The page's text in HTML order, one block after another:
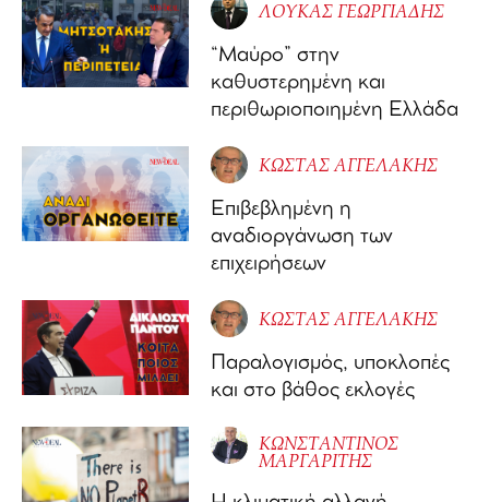
ΛΟΥΚΑΣ ΓΕΩΡΓΙΑΔΗΣ
“Μαύρο” στην
καθυστερημένη και
περιθωριοποιημένη Ελλάδα
ΚΩΣΤΑΣ ΑΓΓΕΛΑΚΗΣ
Επιβεβλημένη η
αναδιοργάνωση των
επιχειρήσεων
ΚΩΣΤΑΣ ΑΓΓΕΛΑΚΗΣ
Παραλογισμός, υποκλοπές
και στο βάθος εκλογές
ΚΩΝΣΤΑΝΤΙΝΟΣ
ΜΑΡΓΑΡΙΤΗΣ